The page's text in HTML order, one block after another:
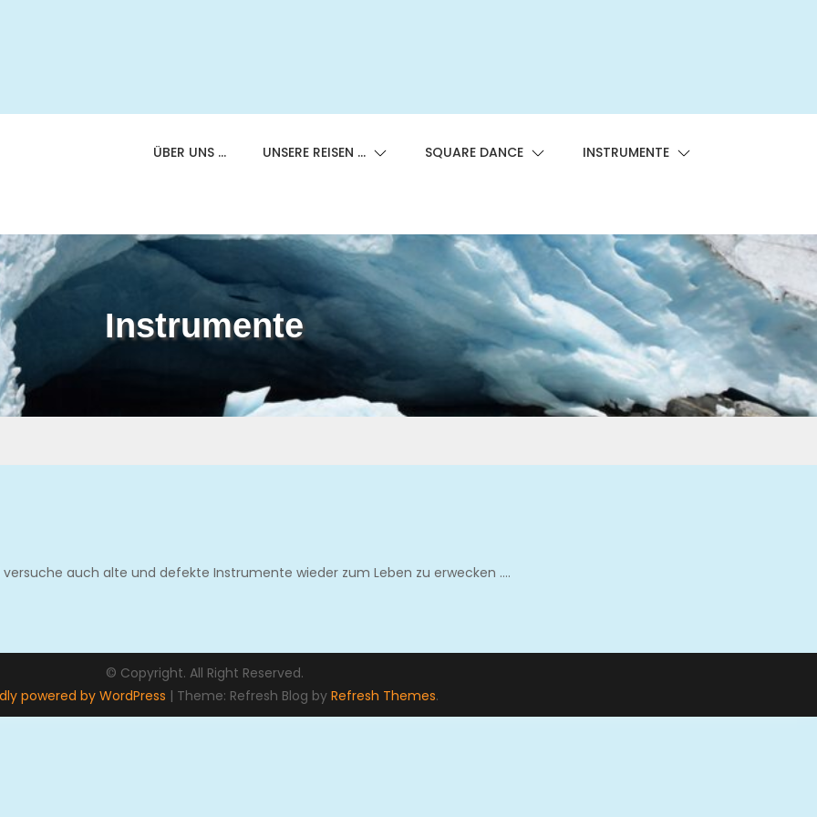
ÜBER UNS … UNSERE REISEN … SQUARE DANCE INSTRUMENTE
Instrumente
auch alte und defekte Instrumente wieder zum Leben zu erwecken ….
© Copyright. All Right Reserved.
powered by WordPress | Theme: Refresh Blog by Refresh Themes.